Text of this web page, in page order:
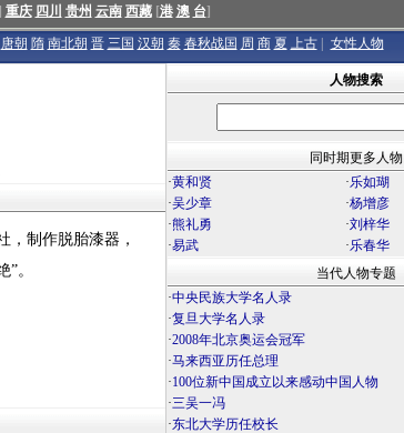
重庆 四川 贵州 云南 西藏[港 澳 台]
唐朝 隋 南北朝 晋 三国 汉朝 秦 春秋战国 周 商 夏 上古 女性人物
，制作脱胎漆器，
。
人物搜索
同时期更多人物
·黄和贤 ·乐如瑚
·吴少章 ·杨增彦
·熊礼勇 ·刘梓华
·易武 ·乐春华
当代人物专题
·中央民族大学名人录
·复旦大学名人录
·2008年北京奥运会冠军
·马来西亚历任总理
·100位新中国成立以来感动中国人物
·三吴一冯
·东北大学历任校长